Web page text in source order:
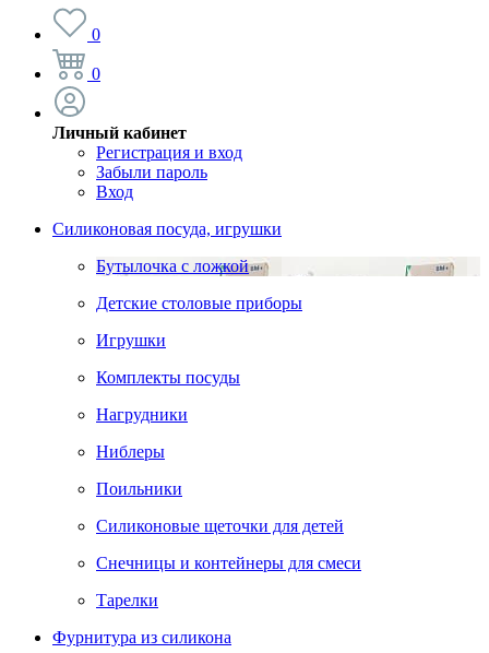
0
0
Личный кабинет
Регистрация и вход
Забыли пароль
Вход
Силиконовая посуда, игрушки
Бутылочка с ложкой
Детские столовые приборы
Игрушки
Комплекты посуды
Нагрудники
Ниблеры
Поильники
Силиконовые щеточки для детей
Снечницы и контейнеры для смеси
Тарелки
Фурнитура из силикона